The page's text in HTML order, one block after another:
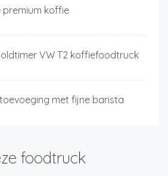
premium koffie
VW T2 koffiefoodtruck
met fijne barista
foodtruck